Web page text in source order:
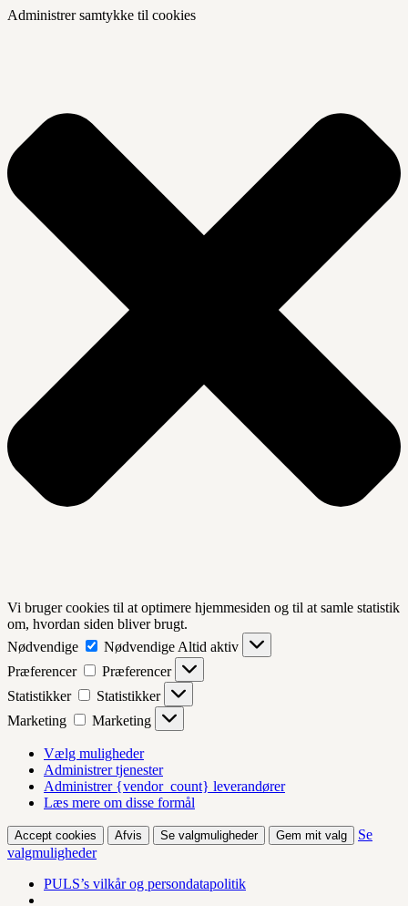
Administrer samtykke til cookies
Vi bruger cookies til at optimere hjemmesiden og til at samle statistik
om, hvordan siden bliver brugt.
Nødvendige
Nødvendige Altid aktiv
Præferencer
Præferencer
Statistikker
Statistikker
Marketing
Marketing
Vælg muligheder
Administrer tjenester
Administrer {vendor_count} leverandører
Læs mere om disse formål
Accept cookies Afvis Se valgmuligheder Gem mit valg
Se
valgmuligheder
PULS’s vilkår og persondatapolitik